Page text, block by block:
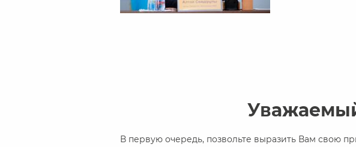
В первую очередь, позвольте выразить Вам свою